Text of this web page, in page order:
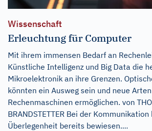
Wissenschaft
Erleuchtung für Computer
Mit ihrem immensen Bedarf an
Künstliche Intelligenz und Big Data die
Mikroelektronik an ihre Grenzen.
könnten ein Ausweg sein und neue
Rechenmaschinen ermöglichen. von
BRANDSTETTER Bei der
Überlegenheit bereits bewiesen....